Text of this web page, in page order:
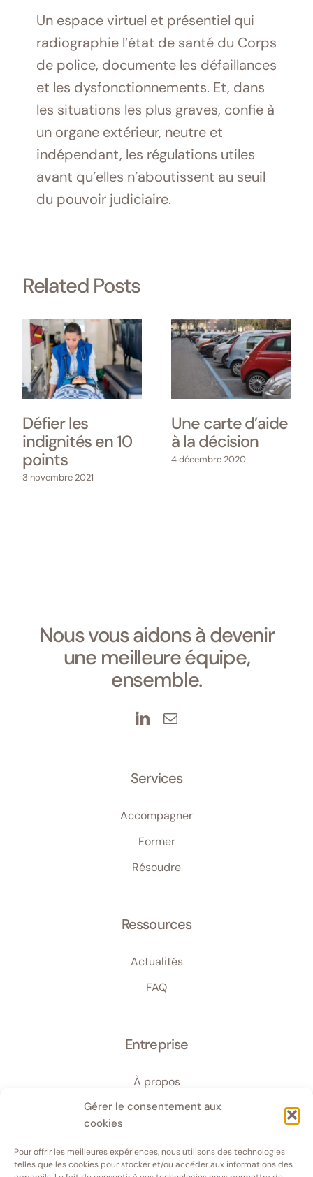
Gérer le consentement aux
cookies
Pour offrir les meilleures expériences, nous utilisons des technologies
telles que les cookies pour stocker et/ou accéder aux informations des
Un espace virtuel et présentiel qui
radiographie l’état de santé du Corps
de police, documente les défaillances
et les dysfonctionnements. Et, dans
les situations les plus graves, confie à
un organe extérieur, neutre et
indépendant, les régulations utiles
avant qu’elles n’aboutissent au seuil
du pouvoir judiciaire.
Related Posts
Défier les
indignités en 10
points
3 novembre 2021
Une carte d’aide
à la décision
4 décembre 2020
Nous vous aidons à devenir
une meilleure équipe,
ensemble.
Services
Accompagner
Former
Résoudre
Ressources
Actualités
FAQ
Entreprise
À propos
Équipe
Contact